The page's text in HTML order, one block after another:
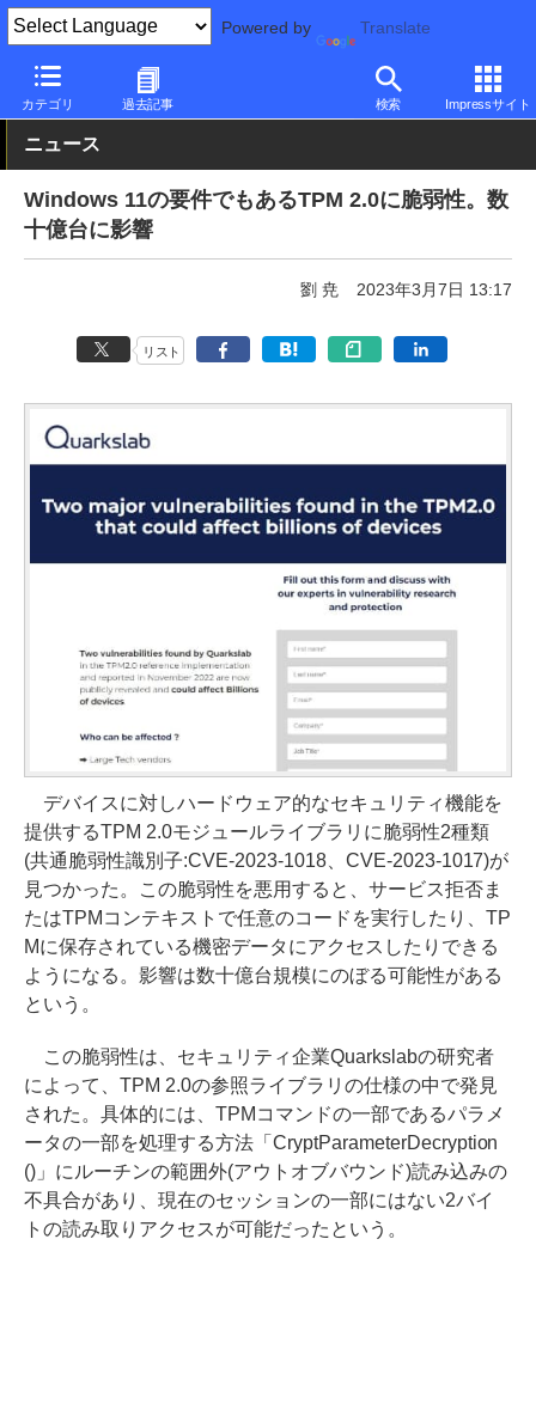
Powered by Translate
カテゴリ 過去記事 検索 Impressサイト
PC Watch 市場 セキュリティ
ニュース
Windows 11の要件でもあるTPM 2.0に脆弱性。数
十億台に影響
劉 尭 2023年3月7日 13:17
リスト
デバイスに対しハードウェア的なセキュリティ機能を
提供するTPM 2.0モジュールライブラリに脆弱性2種類
(共通脆弱性識別子:CVE-2023-1018、CVE-2023-1017)が
見つかった。この脆弱性を悪用すると、サービス拒否ま
たはTPMコンテキストで任意のコードを実行したり、TP
Mに保存されている機密データにアクセスしたりできる
ようになる。影響は数十億台規模にのぼる可能性がある
という。
この脆弱性は、セキュリティ企業Quarkslabの研究者
によって、TPM 2.0の参照ライブラリの仕様の中で発見
された。具体的には、TPMコマンドの一部であるパラメ
ータの一部を処理する方法「CryptParameterDecryption
()」にルーチンの範囲外(アウトオブバウンド)読み込みの
不具合があり、現在のセッションの一部にはない2バイ
トの読み取りアクセスが可能だったという。